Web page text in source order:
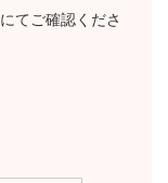
にてご確認くださ